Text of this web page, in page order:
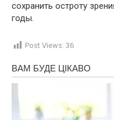
сохранить остроту
годы.
Post Views: 36